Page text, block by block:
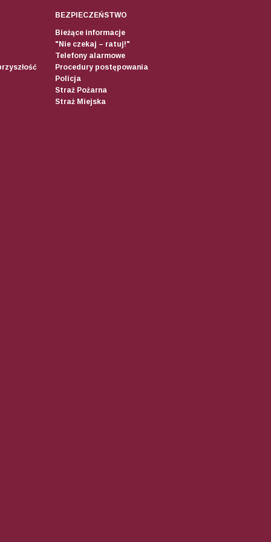
BEZPIECZEŃSTWO
Bieżące informacje
"Nie czekaj – ratuj!"
Telefony alarmowe
Procedury postępowania
Policja
Straż Pożarna
Straż Miejska